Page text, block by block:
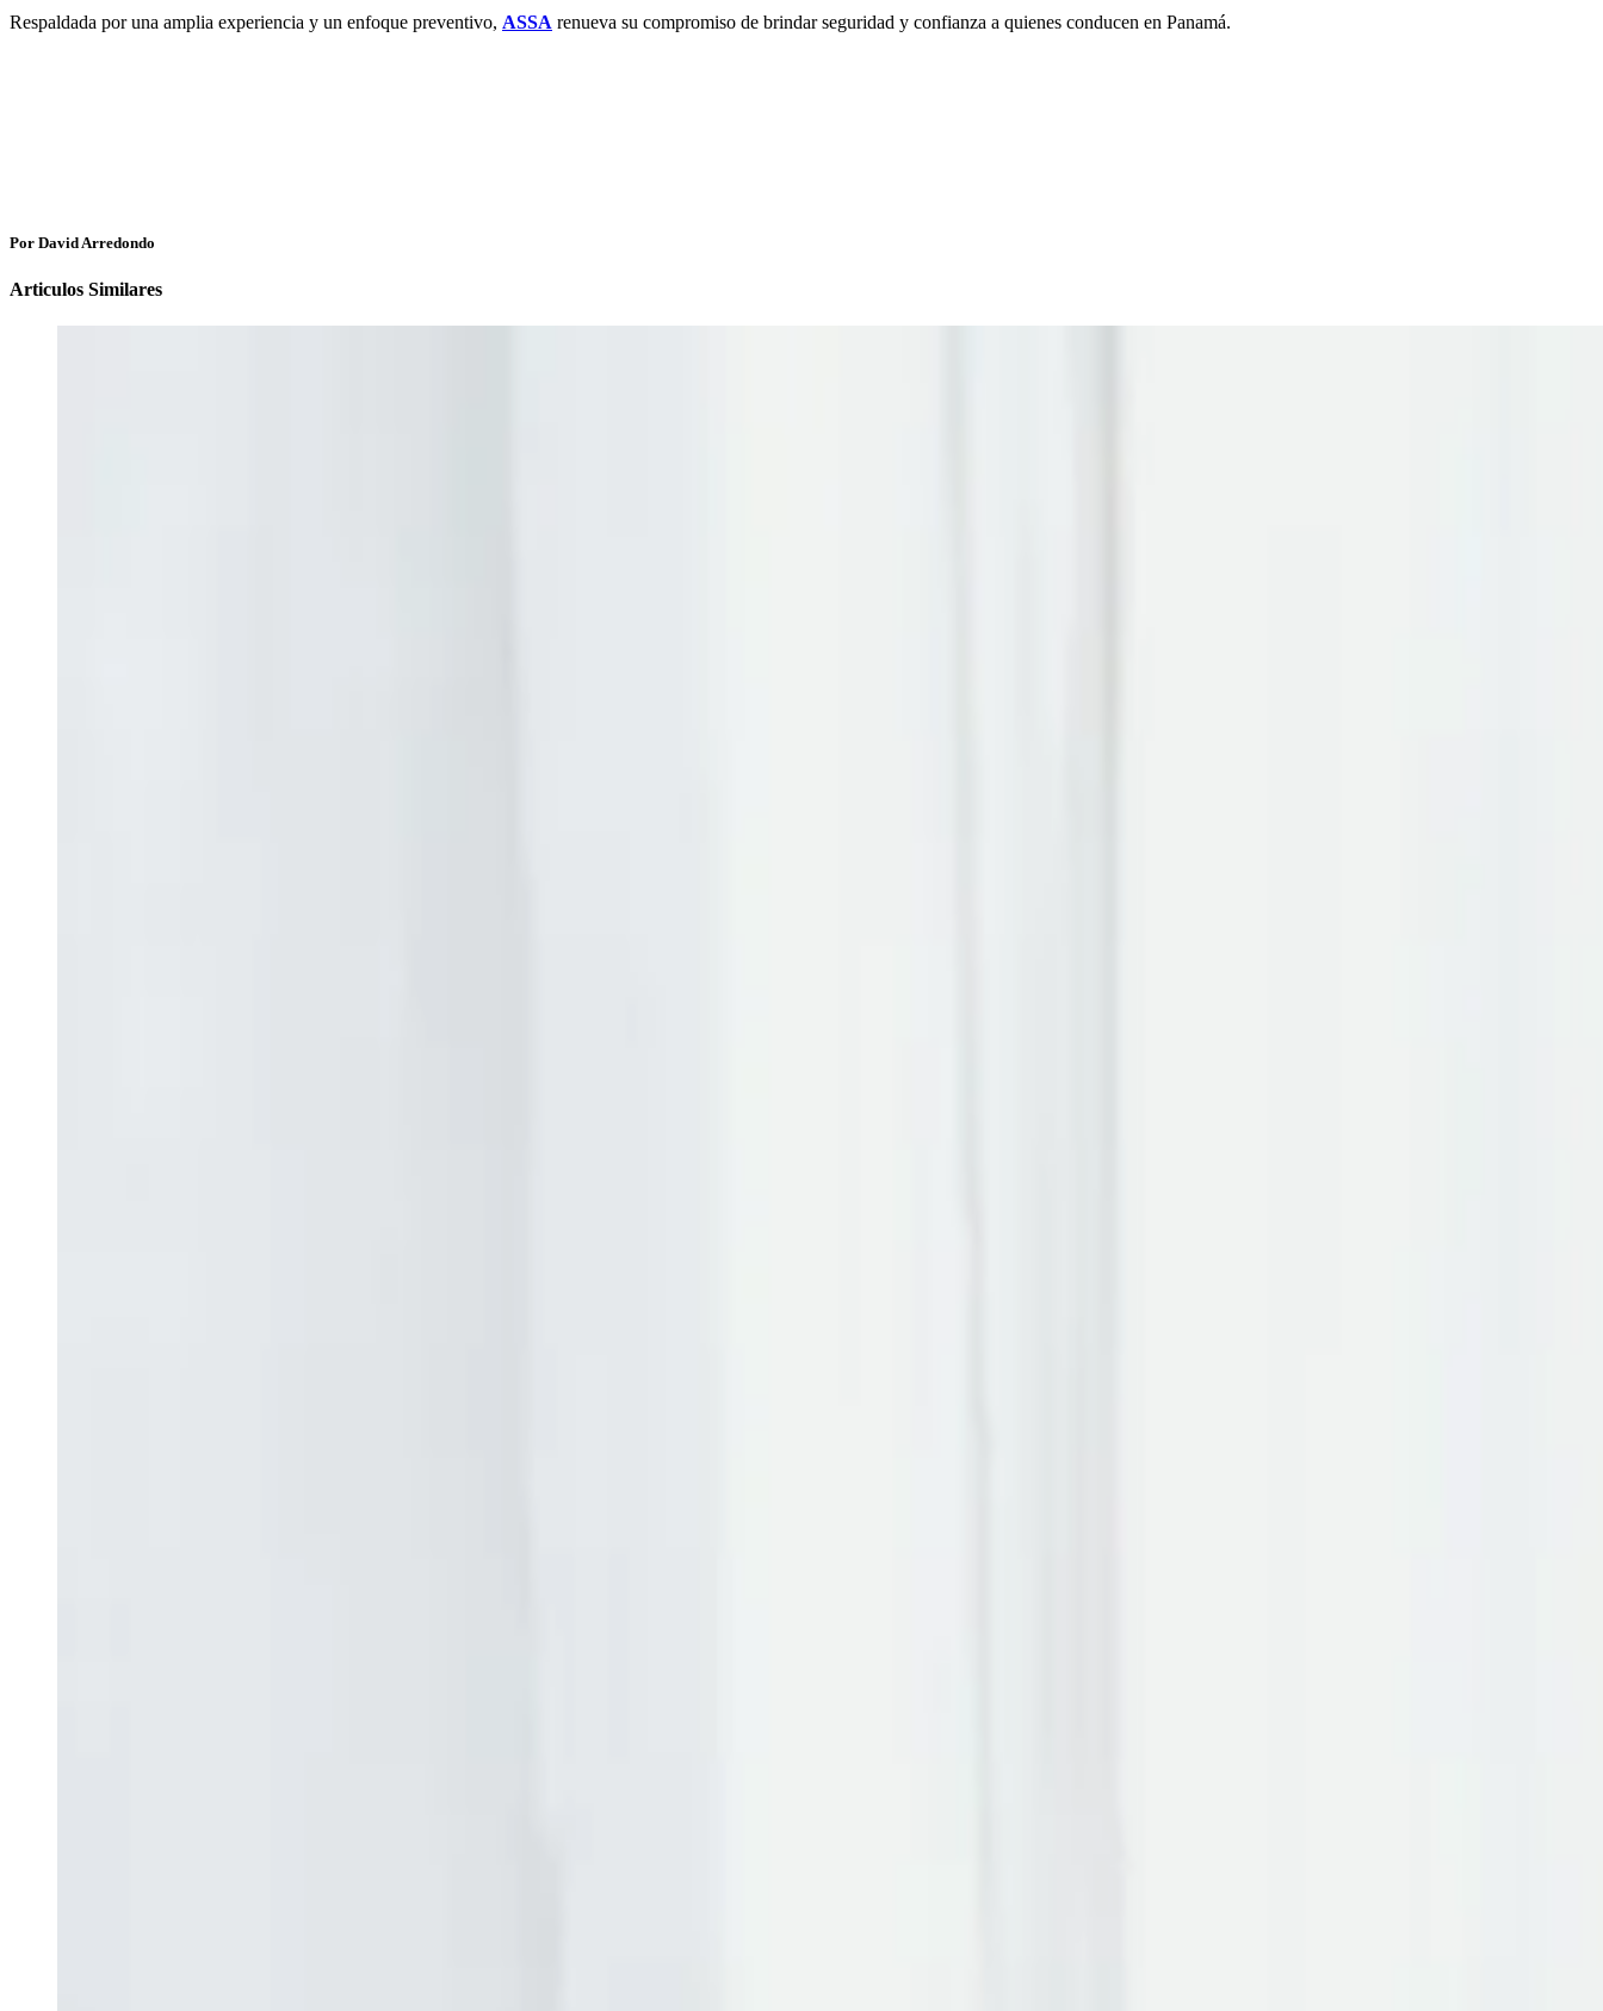
Respaldada por una amplia experiencia y un enfoque preventivo, ASSA renueva su compromiso de brindar seguridad y confianza a quienes conducen en Panamá.
Por David Arredondo
Articulos Similares